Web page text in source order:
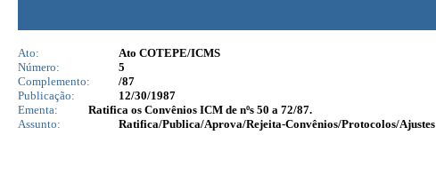
Ato:
Ato COTEPE/ICMS
Número:
5
Complemento:
/87
Publicação:
12/30/1987
Ementa:
Ratifica os Convênios ICM de nºs 50 a 72/87.
Assunto:
Ratifica/Publica/Aprova/Rejeita-Convênios/Protocolos/Ajustes